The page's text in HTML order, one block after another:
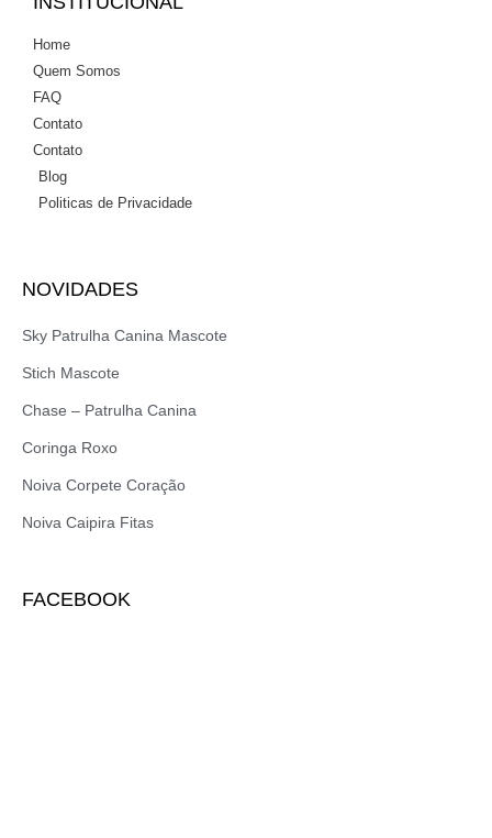
Home
Quem Somos
FAQ
Contato
Contato
Blog
Politicas de Privacidade
NOVIDADES
Sky Patrulha Canina Mascote
Stich Mascote
Chase – Patrulha Canina
Coringa Roxo
Noiva Corpete Coração
Noiva Caipira Fitas
FACEBOOK